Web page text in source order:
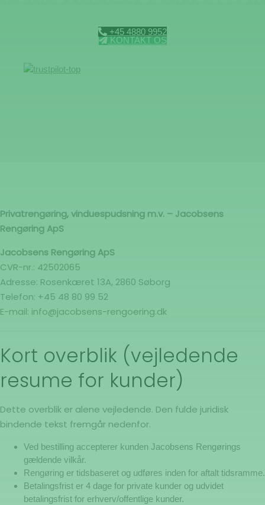
KONTAKT OS
+45 4880 9952
Privatrengøring, vinduespudsning m.v. – Jacobsens
Rengøring ApS
Jacobsens Rengøring ApS
CVR-nr.: 42502065
Adresse: Rosenkæret 13A, 2860 Søborg
Telefon: +45 48 80 99 52
E-mail: info@jacobsens-rengoering.dk
Kort overblik (vejledende
resume for kunder)
Dette overblik er alene vejledende. Den fulde juridisk
bindende tekst fremgår nedenfor.
Ved bestilling accepterer kunden Jacobsens Rengørings
gældende vilkår.
Rengøring er tidsbaseret og udføres inden for aftalt tidsramme.
Betalingsfrist er 4 dage for private kunder og udvidet
betalingsfrist for erhverv/offentlige kunder.